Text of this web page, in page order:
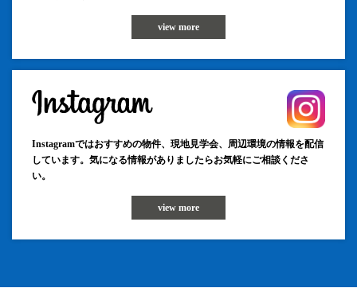
view more
Instagramではおすすめの物件、現地見学会、周辺環境の情報を配信
しています。気になる情報がありましたらお気軽にご相談くださ
い。
view more